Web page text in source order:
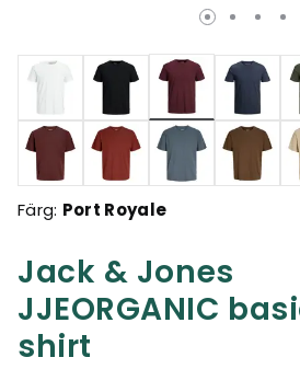
Jack & Jones
JJEORGANIC
shirt
Valda
Färg: Port Royale